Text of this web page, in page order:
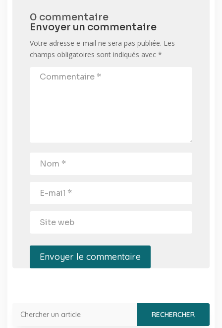
0 commentaire
Envoyer un commentaire
Votre adresse e-mail ne sera pas publiée. Les
champs obligatoires sont indiqués avec *
Envoyer le commentaire